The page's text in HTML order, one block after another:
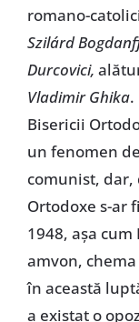
romano-
Szilárd
Durcovici,
Vladimir Ghika.
Bisericii
un fenomen
comunist, dar,
Ortodoxe s-ar
1948, așa
amvon,
în această
a existat o